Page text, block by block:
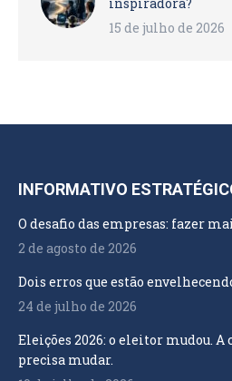
15 de julho de 2026
INFORMATIVO
O desafio das empresas: fazer
2 de agosto de 2026
Dois erros que estão
24 de julho de 2026
Eleições 2026: o eleitor mudou.
precisa mudar.